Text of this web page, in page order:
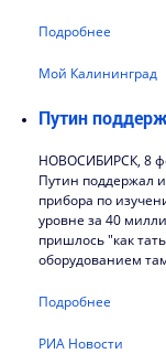
Подробнее
Мой Калининград
Путин
НОВОСИБИРСК, 8
Путин поддержал
прибора по
уровне за 40
пришлось "как
оборудованием
Подробнее
РИА Новости